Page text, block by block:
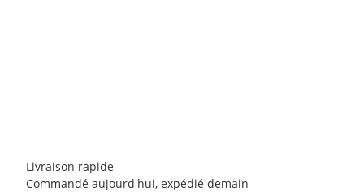
Livraison rapide
Commandé aujourd'hui, expédié demain